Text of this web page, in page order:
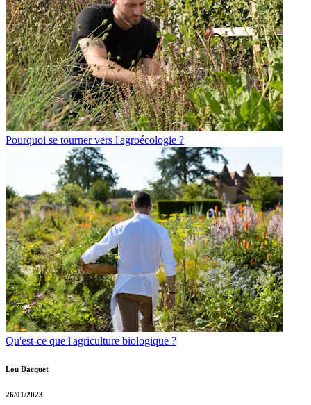
Pourquoi se tourner vers l'agroécologie ?
Qu'est-ce que l'agriculture biologique ?
Lou Dacquet
26/01/2023